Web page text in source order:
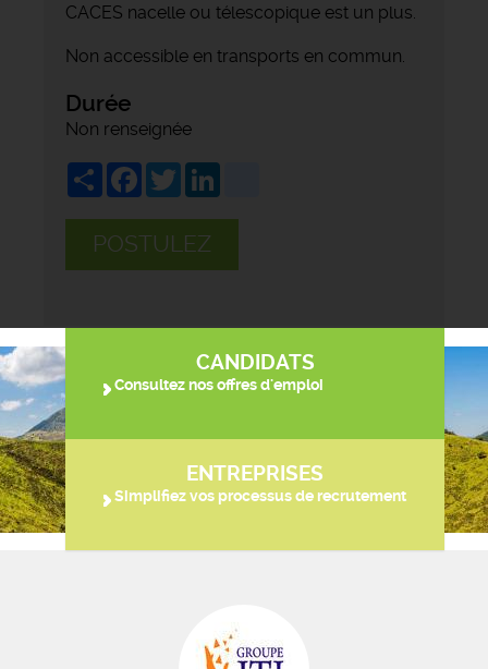
CACES nacelle ou télescopique est un plus.
Non accessible en transports en commun.
Durée
Non renseignée
ShareFacebook
Twitter
POSTULEZ
CANDIDATS
Consultez nos offres d'emploi
ENTREPRISES
Simplifiez vos processus de recrutement